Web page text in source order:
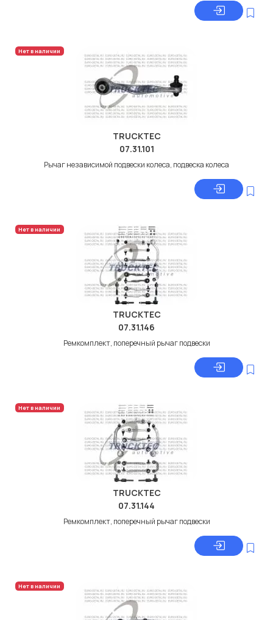
Нет в наличии
TRUCKTEC
07.31.101
Рычаг независимой подвески колеса, подвеска колеса
Нет в наличии
TRUCKTEC
07.31.146
Ремкомплект, поперечный рычаг подвески
Нет в наличии
TRUCKTEC
07.31.144
Ремкомплект, поперечный рычаг подвески
Нет в наличии